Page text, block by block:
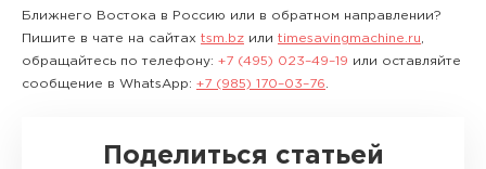
Ближнего Востока в Россию или в обратном направлении?
Пишите в чате на сайтах tsm.bz или timesavingmachine.ru
обращайтесь по телефону: +7 (495) 023–49–19 или оставляйте
сообщение в WhatsApp: +7 (985) 170–03–76
Поделиться статьей